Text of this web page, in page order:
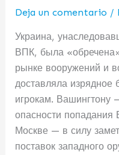
Deja un comentario /
Украина,
ВПК, была
рынке вооружений и
доставляла изрядное
игрокам. Вашингтону
опасности
Москве — в силу
поставок западного